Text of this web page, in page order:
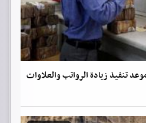
تنفيذ زيادة الرواتب والعلاوات